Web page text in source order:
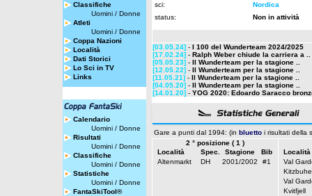
Classifiche
Uomini / Donne
Atleti
Uomini / Donne
Coppa Nazioni
Località
Dati Storici
Lo Sci in TV
Links
Calendario
Uomini / Donne
Risultati
Uomini / Donne
Classifiche
Uomini / Donne
Statistiche
Uomini / Donne
FantaSkiTool®
sci:
Nordica
status:
Non in attività
[03.05.24] - I 100 del Wunderteam 2024/2025
[17.02.24] - Ralph Weber chiude la carriera a ..
[05.05.23] - Il Wunderteam per la stagione ..
[12.05.22] - Il Wunderteam per la stagione ..
[11.05.21] - Il Wunderteam per la stagione ..
[04.05.20] - Il Wunderteam per la stagione ..
[14.01.20] - YOG 2020: Edoardo Saracco
Gare a punti dal 1994: (in bluetto i risultati della
2 ° posizione ( 1 )
Località
Spec. Stagione
Bib
Altenmarkt
DH 2001/2002 #1
Località
Val
Val
Kvitfjell